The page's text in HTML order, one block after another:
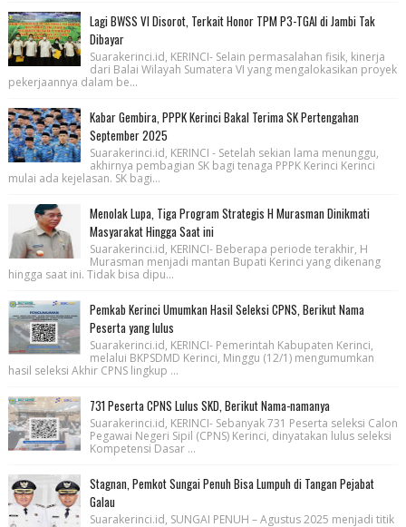
Lagi BWSS VI Disorot, Terkait Honor TPM P3-TGAI di Jambi Tak
Dibayar
Suarakerinci.id, KERINCI- Selain permasalahan fisik, kinerja
dari Balai Wilayah Sumatera VI yang mengalokasikan proyek
pekerjaannya dalam be...
Kabar Gembira, PPPK Kerinci Bakal Terima SK Pertengahan
September 2025
Suarakerinci.id, KERINCI - Setelah sekian lama menunggu,
akhirnya pembagian SK bagi tenaga PPPK Kerinci Kerinci
mulai ada kejelasan. SK bagi...
Menolak Lupa, Tiga Program Strategis H Murasman Dinikmati
Masyarakat Hingga Saat ini
Suarakerinci.id, KERINCI- Beberapa periode terakhir, H
Murasman menjadi mantan Bupati Kerinci yang dikenang
hingga saat ini. Tidak bisa dipu...
Pemkab Kerinci Umumkan Hasil Seleksi CPNS, Berikut Nama
Peserta yang lulus
Suarakerinci.id, KERINCI- Pemerintah Kabupaten Kerinci,
melalui BKPSDMD Kerinci, Minggu (12/1) mengumumkan
hasil seleksi Akhir CPNS lingkup ...
731 Peserta CPNS Lulus SKD, Berikut Nama-namanya
Suarakerinci.id, KERINCI- Sebanyak 731 Peserta seleksi Calon
Pegawai Negeri Sipil (CPNS) Kerinci, dinyatakan lulus seleksi
Kompetensi Dasar ...
Stagnan, Pemkot Sungai Penuh Bisa Lumpuh di Tangan Pejabat
Galau
Suarakerinci.id, SUNGAI PENUH – Agustus 2025 menjadi titik